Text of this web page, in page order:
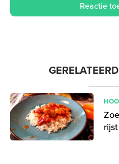
rijst